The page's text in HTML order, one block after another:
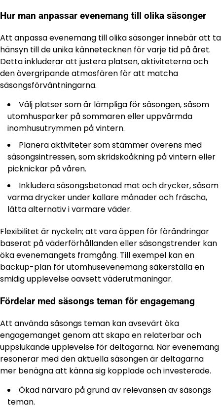
Hur man anpassar evenemang till olika säsonger
Att anpassa evenemang till olika säsonger innebär att ta
hänsyn till de unika kännetecknen för varje tid på året.
Detta inkluderar att justera platsen, aktiviteterna och
den övergripande atmosfären för att matcha
säsongsförväntningarna.
Välj platser som är lämpliga för säsongen, såsom
utomhusparker på sommaren eller uppvärmda
inomhusutrymmen på vintern.
Planera aktiviteter som stämmer överens med
säsongsintressen, som skridskoåkning på vintern eller
picknickar på våren.
Inkludera säsongsbetonad mat och drycker, såsom
varma drycker under kallare månader och fräscha,
lätta alternativ i varmare väder.
Flexibilitet är nyckeln; att vara öppen för förändringar
baserat på väderförhållanden eller säsongstrender kan
öka evenemangets framgång. Till exempel kan en
backup-plan för utomhusevenemang säkerställa en
smidig upplevelse oavsett väderutmaningar.
Fördelar med säsongs teman för engagemang
Att använda säsongs teman kan avsevärt öka
engagemanget genom att skapa en relaterbar och
uppslukande upplevelse för deltagarna. När evenemang
resonerar med den aktuella säsongen är deltagarna
mer benägna att känna sig kopplade och investerade.
Ökad närvaro på grund av relevansen av säsongs
teman.